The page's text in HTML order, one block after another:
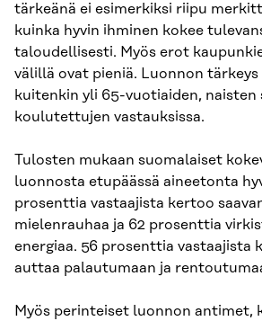
tärkeänä ei esimerkiksi riipu
kuinka hyvin ihminen kokee
taloudellisesti. Myös erot
välillä ovat pieniä. Luonnon
kuitenkin yli 65-vuotiaiden, naisten
koulutettujen vastauksissa.
Tulosten mukaan suomalaiset
luonnosta etupäässä aineetonta
prosenttia vastaajista kertoo
mielenrauhaa ja 62 prosenttia
energiaa. 56 prosenttia vastaajista
auttaa palautumaan ja
Myös perinteiset luonnon antimet,